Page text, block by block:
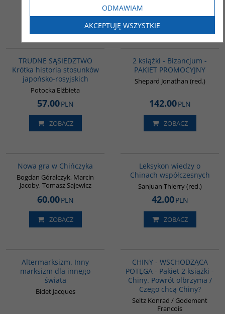
ZOBACZ ZOBACZ
G1220
TRUDNE SĄSIEDZTWO
Krótka historia stosunków
japońsko-rosyjskich
Potocka Elżbieta
57.00PLN
ZOBACZ
GPA50
2 książki - Bizancjum -
PAKIET PROMOCYJNY
Shepard Jonathan (red.)
142.00PLN
ZOBACZ
Nowa gra w Chińczyka
Bogdan Góralczyk, Marcin
Jacoby, Tomasz Sajewicz
60.00PLN
ZOBACZ
Leksykon wiedzy o
Chinach współczesnych
Sanjuan Thierry (red.)
42.00PLN
ZOBACZ
Altermarksizm. Inny
marksizm dla innego
świata
Bidet Jacques
CHINY - WSCHODZĄCA
POTĘGA - Pakiet 2 książki -
Chiny. Powrót olbrzyma /
Czego chcą Chiny?
Seitz Konrad / Godement
Francois
ODMAWIAM
AKCEPTUJĘ WSZYSTKIE